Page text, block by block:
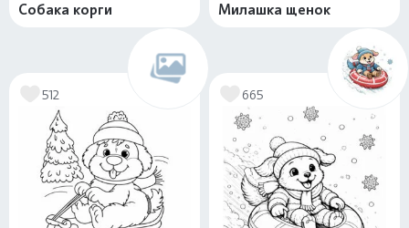
Собака корги Милашка щенок
512 665